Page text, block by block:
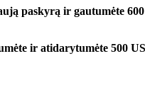
paskyrą ir gautumėte
ir atidarytumėte 500